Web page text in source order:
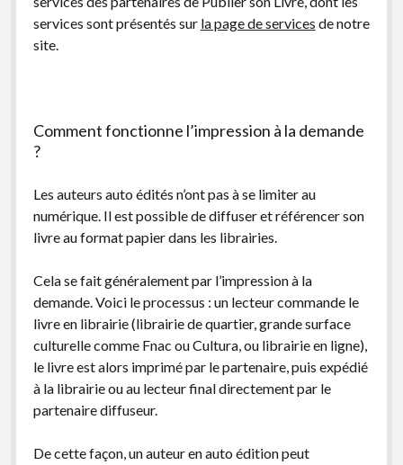
services sont présentés sur la page de services de notre
site.
Comment fonctionne l’impression à la demande
?
Les auteurs auto édités n’ont pas à se limiter au
numérique. Il est possible de diffuser et référencer son
livre au format papier dans les librairies.
Cela se fait généralement par l’impression à la
demande. Voici le processus : un lecteur commande le
livre en librairie (librairie de quartier, grande surface
culturelle comme Fnac ou Cultura, ou librairie en ligne),
le livre est alors imprimé par le partenaire, puis expédié
à la librairie ou au lecteur final directement par le
partenaire diffuseur.
De cette façon, un auteur en auto édition peut